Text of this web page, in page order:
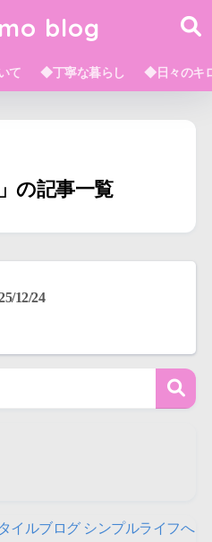
blog
て ◆丁寧な暮らし ◆日々のキ
」の記事一覧
12/24